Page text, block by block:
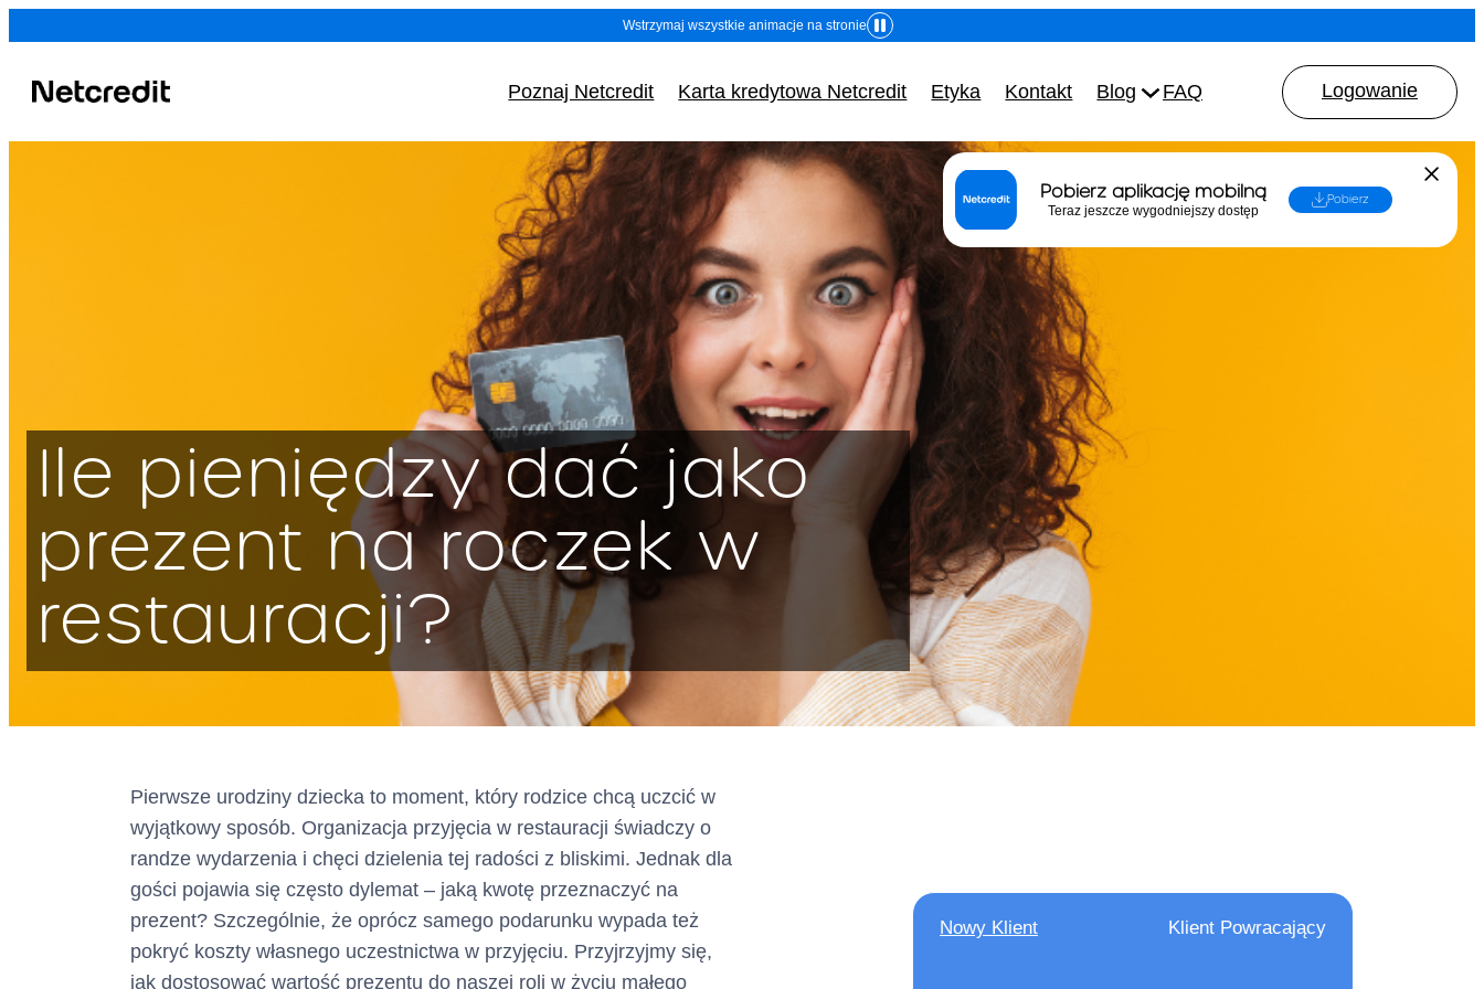
Wstrzymaj wszystkie animacje na stronie
Pobierz aplikację mobilną
Teraz jeszcze wygodniejszy dostęp
Pobierz
Poznaj Netcredit Karta kredytowa Netcredit Etyka Kontakt Blog FAQ Logowanie
Ile pieniędzy dać jako
prezent na roczek w
restauracji?
Pierwsze urodziny dziecka to moment, który rodzice chcą uczcić w
wyjątkowy sposób. Organizacja przyjęcia w restauracji świadczy o
randze wydarzenia i chęci dzielenia tej radości z bliskimi. Jednak dla
gości pojawia się często dylemat – jaką kwotę przeznaczyć na
prezent? Szczególnie, że oprócz samego podarunku wypada też
pokryć koszty własnego uczestnictwa w przyjęciu. Przyjrzyjmy się,
jak dostosować wartość prezentu do naszej roli w życiu małego
Nowy Klient Klient Powracający
1. Imię, nazwisko (nazwa) i adres (siedziba) kredytodawcy lub pośrednika
Kredytodawca
Dane identyfikacyjne:
(Adres, z którego ma korzystać konsument)
Fincard spółka z ograniczoną
odpowiedzialnością
ul. Grzybowska 87, 00-844 Warszawa
KRS: 0000803716
wpisana jako Krajowa Instytucja Płatnicza
do rejestru prowadzonego przez Komisję
Nadzoru Finansowego
pod numerem IP62/2024
dalej: „Kredytodawca”
Adres :
(siedziba)
Adres do doręczeń elektronicznych:
(wpisany do bazy adresów elektronicznych)
AE:PL-75866-56446-VBGFB-22